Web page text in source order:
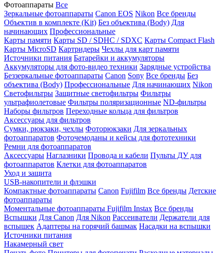
Фотоаппараты Все
Зеркальные фотоаппараты Canon EOS Nikon Все бренды
Объектив в комплекте (Kit) Без объектива (Body) Для
начинающих Профессиональные
Карты памяти Карты SD / SDHC / SDXC Карты Compact Flash
Карты MicroSD Картридеры Чехлы для карт памяти
Источники питания Батарейки и аккумуляторы
Аккумуляторы для фото-видео техники Зарядные устройства
Беззеркальные фотоаппараты Canon Sony Все бренды Без
объектива (Body) Профессиональные Для начинающих Nikon
Светофильтры Защитные светофильтры Фильтры
ультрафиолетовые Фильтры поляризационные ND-фильтры
Наборы фильтров Переходные кольца для фильтров
Аксессуары для фильтров
Сумки, рюкзаки, чехлы Фоторюкзаки Для зеркальных
фотоаппаратов Фоточемоданы и кейсы для фототехники
Ремни для фотоаппаратов
Аксессуары Наглазники Провода и кабели Пульты ДУ для
фотоаппаратов Клетки для фотоаппаратов
Уход и защита
USB-накопители и флэшки
Компактные фотоаппараты Canon Fujifilm Все бренды Детские
фотоаппараты
Моментальные фотоаппараты Fujifilm Instax Все бренды
Вспышки Для Canon Для Nikon Рассеиватели Держатели для
вспышек Адаптеры на горячий башмак Насадки на вспышки
Источники питания
Накамерный свет